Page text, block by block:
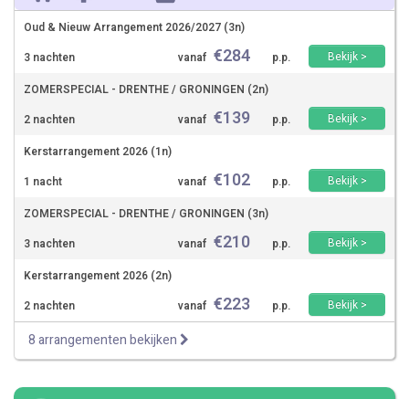
Oud & Nieuw Arrangement 2026/2027 (3n)
3 nachten
vanaf €284 p.p.
Bekijk >
ZOMERSPECIAL - DRENTHE / GRONINGEN (2n)
2 nachten
vanaf €139 p.p.
Bekijk >
Kerstarrangement 2026 (1n)
1 nacht
vanaf €102 p.p.
Bekijk >
ZOMERSPECIAL - DRENTHE / GRONINGEN (3n)
3 nachten
vanaf €210 p.p.
Bekijk >
Kerstarrangement 2026 (2n)
2 nachten
vanaf €223 p.p. Bekijk >
8 arrangementen bekijken